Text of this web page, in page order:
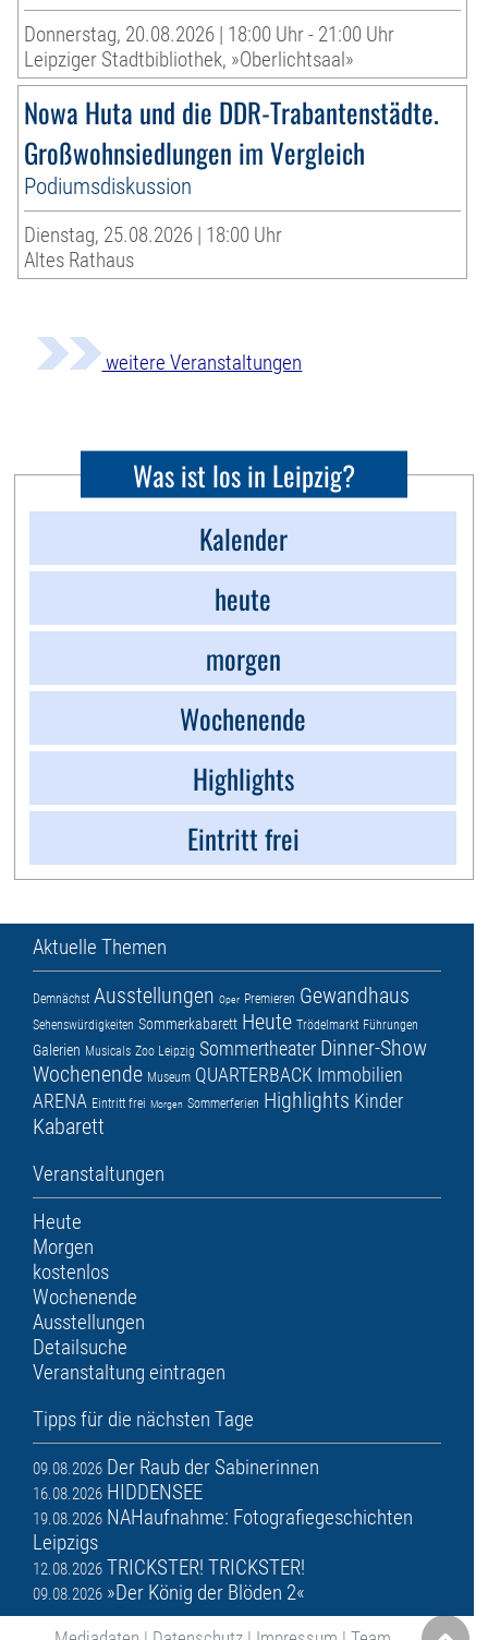
Donnerstag, 20.08.2026 | 18:00 Uhr - 21:00 Uhr
Leipziger Stadtbibliothek, »Oberlichtsaal»
Nowa Huta und die DDR-Trabantenstädte.
Großwohnsiedlungen im Vergleich
Podiumsdiskussion
Dienstag, 25.08.2026 | 18:00 Uhr
Altes Rathaus
weitere Veranstaltungen
Was ist los in Leipzig?
Kalender
heute
morgen
Wochenende
Highlights
Eintritt frei
Aktuelle Themen
Demnächst Ausstellungen Oper Premieren Gewandhaus
Sehenswürdigkeiten Sommerkabarett Heute Trödelmarkt Führungen
Galerien Musicals Zoo Leipzig Sommertheater Dinner-Show
Wochenende Museum QUARTERBACK Immobilien
ARENA Eintritt frei Morgen Sommerferien Highlights Kinder
Kabarett
Veranstaltungen
Heute
Morgen
kostenlos
Wochenende
Ausstellungen
Detailsuche
Veranstaltung eintragen
Tipps für die nächsten Tage
09.08.2026 Der Raub der Sabinerinnen
16.08.2026 HIDDENSEE
19.08.2026 NAHaufnahme: Fotografiegeschichten
Leipzigs
12.08.2026 TRICKSTER! TRICKSTER!
09.08.2026 »Der König der Blöden 2«